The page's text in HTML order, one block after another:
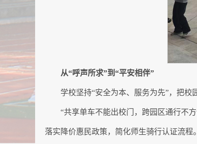
从“呼声所求”到“平安相伴”
学校坚持“安全为本、服务为先”，把
“共享单车不能出校门，跨园区通行不
落实降价惠民政策，简化师生骑行认证流